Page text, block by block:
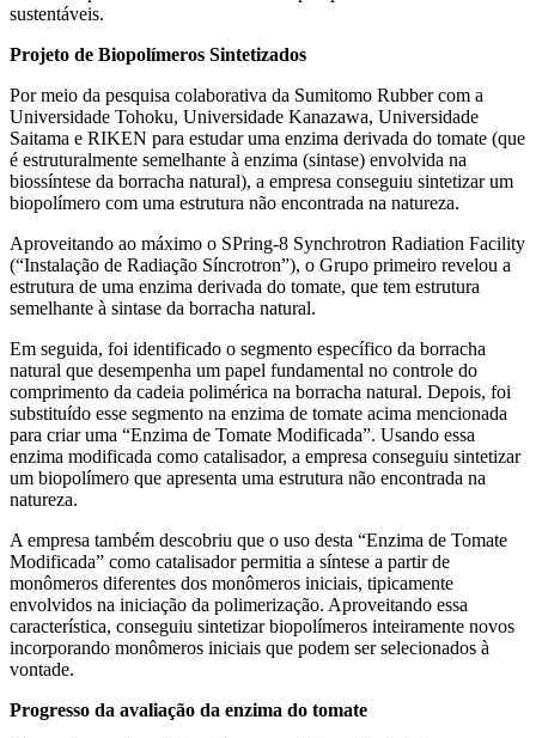
sustentáveis.
Projeto de Biopolímeros Sintetizados
Por meio da pesquisa colaborativa da Sumitomo Rubber com a
Universidade Tohoku, Universidade Kanazawa, Universidade
Saitama e RIKEN para estudar uma enzima derivada do tomate (que
é estruturalmente semelhante à enzima (sintase) envolvida na
biossíntese da borracha natural), a empresa conseguiu sintetizar um
biopolímero com uma estrutura não encontrada na natureza.
Aproveitando ao máximo o SPring-8 Synchrotron Radiation Facility
(“Instalação de Radiação Síncrotron”), o Grupo primeiro revelou a
estrutura de uma enzima derivada do tomate, que tem estrutura
semelhante à sintase da borracha natural.
Em seguida, foi identificado o segmento específico da borracha
natural que desempenha um papel fundamental no controle do
comprimento da cadeia polimérica na borracha natural. Depois, foi
substituído esse segmento na enzima de tomate acima mencionada
para criar uma “Enzima de Tomate Modificada”. Usando essa
enzima modificada como catalisador, a empresa conseguiu sintetizar
um biopolímero que apresenta uma estrutura não encontrada na
natureza.
A empresa também descobriu que o uso desta “Enzima de Tomate
Modificada” como catalisador permitia a síntese a partir de
monômeros diferentes dos monômeros iniciais, tipicamente
envolvidos na iniciação da polimerização. Aproveitando essa
característica, conseguiu sintetizar biopolímeros inteiramente novos
incorporando monômeros iniciais que podem ser selecionados à
vontade.
Progresso da avaliação da enzima do tomate